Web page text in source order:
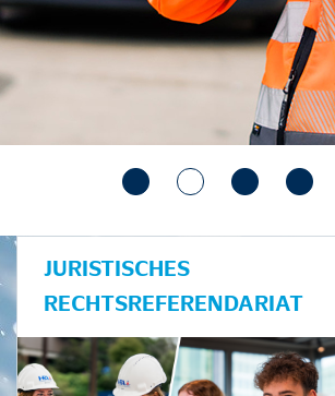
JURISTISCHES
RECHTSREFERENDARIAT